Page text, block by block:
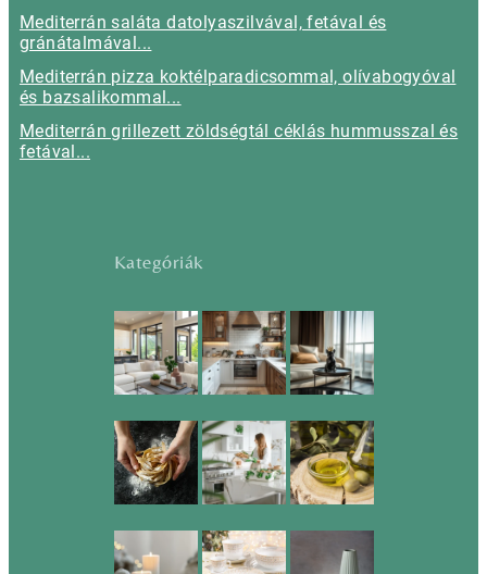
Mediterrán saláta datolyaszilvával, fetával és
gránátalmával...
Mediterrán pizza koktélparadicsommal, olívabogyóval
és bazsalikommal...
Mediterrán grillezett zöldségtál céklás hummusszal és
fetával...
Kategóriák